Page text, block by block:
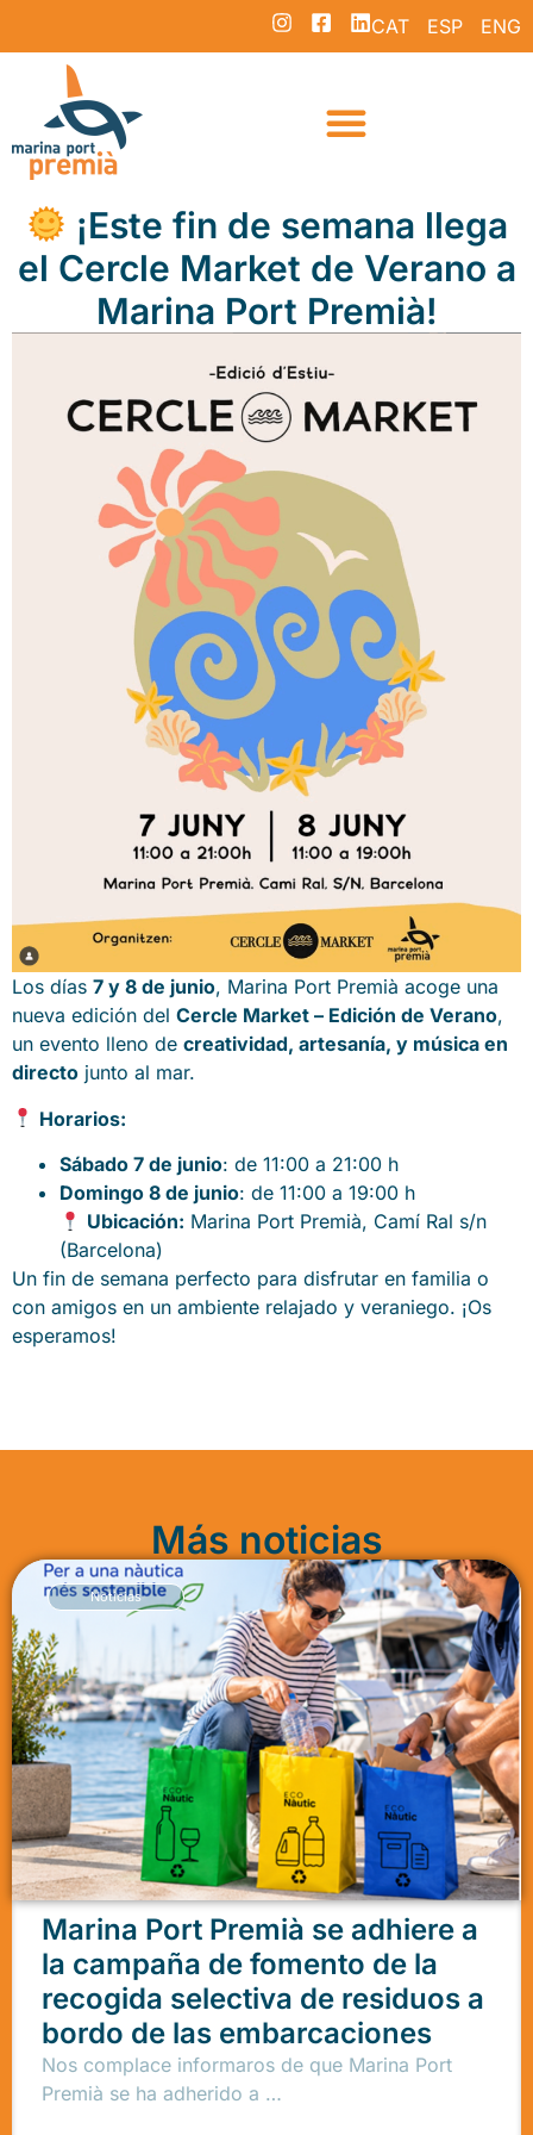
CAT ESP ENG
¡Este fin de semana llega
el Cercle Market de Verano a
Marina Port Premià!
Los días 7 y 8 de junio, Marina Port Premià acoge una
nueva edición del Cercle Market – Edición de Verano,
un evento lleno de creatividad, artesanía, y música en
directo junto al mar.
Horarios:
Sábado 7 de junio: de 11:00 a 21:00 h
Domingo 8 de junio: de 11:00 a 19:00 h
Ubicación: Marina Port Premià, Camí Ral s/n
(Barcelona)
Un fin de semana perfecto para disfrutar en familia o
con amigos en un ambiente relajado y veraniego. ¡Os
esperamos!
Más noticias
Noticias
Marina Port Premià se adhiere a
la campaña de fomento de la
recogida selectiva de residuos a
bordo de las embarcaciones
Nos complace informaros de que Marina Port
Premià se ha adherido a …